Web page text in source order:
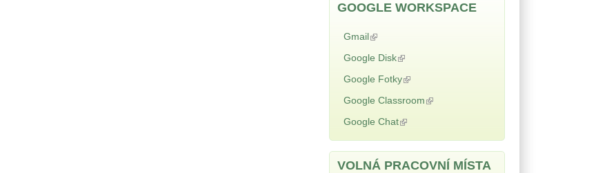
GOOGLE WORKSPACE
Gmail (odkaz je externí)
Google Disk(odkaz je externí)
Google Fotky(odkaz je externí)
Google Classroom (odkaz je
Google Chat(odkaz je externí)
VOLNÁ PRACOVNÍ MÍSTA